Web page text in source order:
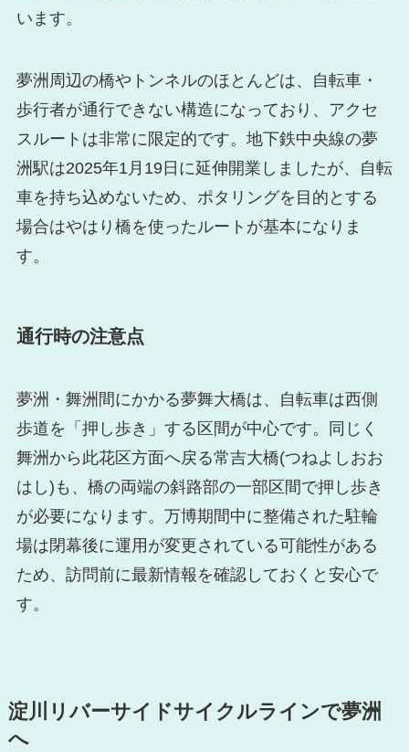
います。
夢洲周辺の橋やトンネルのほとんどは、自転車・
歩行者が通行できない構造になっており、アクセ
スルートは非常に限定的です。地下鉄中央線の夢
洲駅は2025年1月19日に延伸開業しましたが、自転
車を持ち込めないため、ポタリングを目的とする
場合はやはり橋を使ったルートが基本になりま
す。
通行時の注意点
夢洲・舞洲間にかかる夢舞大橋は、自転車は西側
歩道を「押し歩き」する区間が中心です。同じく
舞洲から此花区方面へ戻る常吉大橋(つねよしおお
はし)も、橋の両端の斜路部の一部区間で押し歩き
が必要になります。万博期間中に整備された駐輪
場は閉幕後に運用が変更されている可能性がある
ため、訪問前に最新情報を確認しておくと安心で
す。
淀川リバーサイドサイクルラインで夢洲
へ